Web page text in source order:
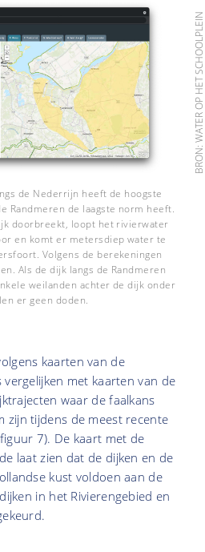
BRON: WATER OP HET SCHOOLPLEIN
de Nederrijn heeft de hoogste
Randmeren de laagste norm heeft.
doorbreekt, loopt het rivierwater
en komt er metersdiep water te
Volgens de berekeningen
Als de dijk langs de Randmeren
weilanden achter de dijk onder
er geen doden.
kaarten van de
vergelijken met kaarten van de
waar de faalkans
zijn tijdens de meest recente
7). De kaart met de
laat zien dat de dijken en de
kust voldoen aan de
in het Rivierengebied en